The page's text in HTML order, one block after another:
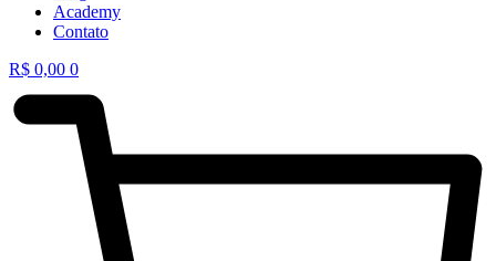
Academy
Contato
R$ 0,00 0